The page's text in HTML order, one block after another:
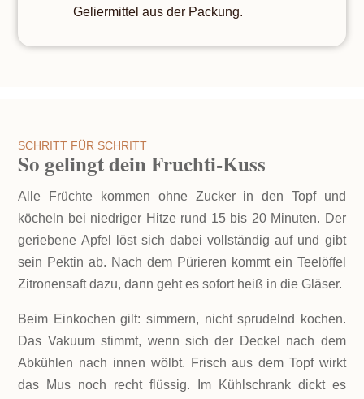
Geliermittel aus der Packung.
SCHRITT FÜR SCHRITT
So gelingt dein Fruchti-Kuss
Alle Früchte kommen ohne Zucker in den Topf und
köcheln bei niedriger Hitze rund 15 bis 20 Minuten. Der
geriebene Apfel löst sich dabei vollständig auf und gibt
sein Pektin ab. Nach dem Pürieren kommt ein Teelöffel
Zitronensaft dazu, dann geht es sofort heiß in die Gläser.
Beim Einkochen gilt: simmern, nicht sprudelnd kochen.
Das Vakuum stimmt, wenn sich der Deckel nach dem
Abkühlen nach innen wölbt. Frisch aus dem Topf wirkt
das Mus noch recht flüssig. Im Kühlschrank dickt es